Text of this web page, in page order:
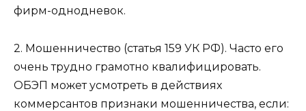
фирм-однодневок.
2. Мошенничество (статья 159 УК РФ). Часто его
очень трудно грамотно квалифицировать.
ОБЭП может усмотреть в действиях
коммерсантов признаки мошенничества, если: